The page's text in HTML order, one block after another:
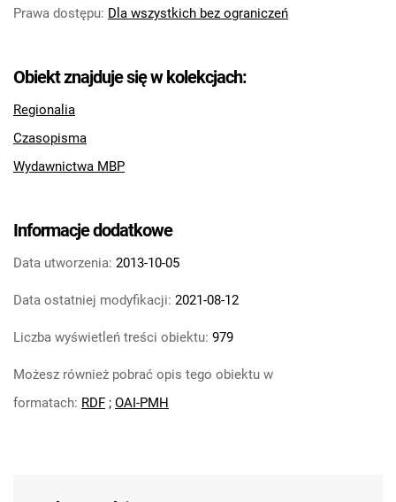
Prawa dostępu: Dla wszystkich bez ograniczeń
Obiekt znajduje się w kolekcjach:
Regionalia
Czasopisma
Wydawnictwa MBP
Informacje dodatkowe
Data utworzenia: 2013-10-05
Data ostatniej modyfikacji: 2021-08-12
Liczba wyświetleń treści obiektu: 979
Możesz również pobrać opis tego obiektu w
formatach: RDF ; OAI-PMH